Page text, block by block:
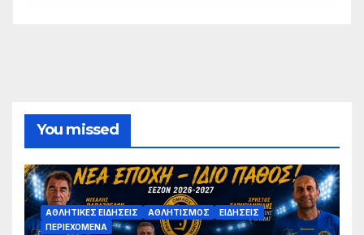
You missed
ΑΘΛΗΤΙΚΈΣ ΕΙΔΉΣΕΙΣ ΑΘΛΗΤΙΣΜΌΣ
ΕΙΔΉΣΕΙΣ
ΠΕΡΙΕΧΌΜΕΝΑ